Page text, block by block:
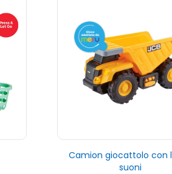
Camion giocattolo con
suoni